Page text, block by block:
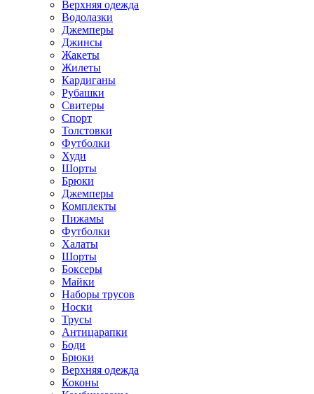
Верхняя одежда
Водолазки
Джемперы
Джинсы
Жакеты
Жилеты
Кардиганы
Рубашки
Свитеры
Спорт
Толстовки
Футболки
Худи
Шорты
Брюки
Джемперы
Комплекты
Пижамы
Футболки
Халаты
Шорты
Боксеры
Майки
Наборы трусов
Носки
Трусы
Антицарапки
Боди
Брюки
Верхняя одежда
Коконы